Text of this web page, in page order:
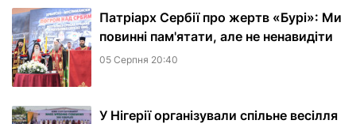
Патріарх Сербії про жертв «Бурі»: Ми
повинні пам'ятати, але не ненавидіти
05 Серпня 20:40
У Нігерії організували спільне весілля